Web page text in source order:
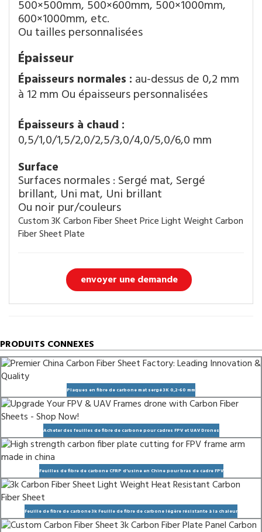
500×500mm, 500×600mm, 500×1000mm,
600×1000mm, etc.
Ou tailles personnalisées
Épaisseur
Épaisseurs normales : au-dessus de 0,2 mm
à 12 mm Ou épaisseurs personnalisées
0,5/1,0/1,5/2,0/2,5/3,0/4,0/5,0/6,0 mm
Surface
Surfaces normales : Sergé mat, Sergé
brillant, Uni mat, Uni brillant
Ou noir pur/couleurs
envoyer une demande
PRODUITS CONNEXES
Plaques en fibre de carbone mat sergé 3K 0,2-60 mm
Acheter des feuilles de fibre de carbone pour cadres FPV et UAV Drones
Feuilles de fibre de carbone CFRP d’usine en Chine pour bras de cadre FPV
Feuille de fibre de carbone 3k Feuille de fibre de carbone légère résistante à la chaleur